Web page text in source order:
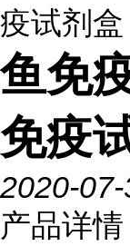
疫试剂盒
鱼免
免疫
2020-07-
产品详情